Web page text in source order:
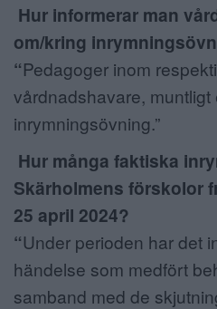
Hur informerar man
om/kring
“Pedagoger inom
vårdnadshavare, muntligt
inrymningsövning.”
Hur många faktiska
Skärholmens förskolor
25 april 2024?
“Under perioden har det
händelse som medfört
samband med de